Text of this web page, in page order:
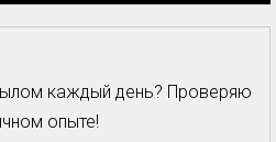
каждый день? Проверяю
опыте!